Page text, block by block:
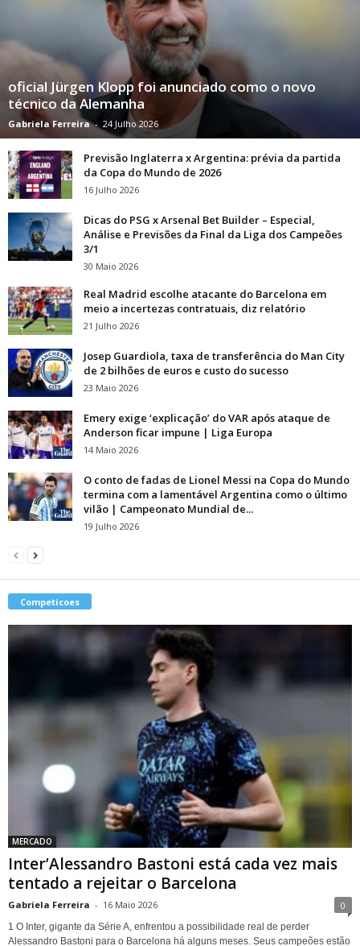
oficial Jürgen Klopp foi anunciado como o novo
técnico da Alemanha
Gabriela Ferreira - 24 Julho 2026
Previsão Inglaterra x Argentina: prévia da partida
da Copa do Mundo de 2026
16 Julho 2026
Dicas do PSG x Arsenal Bet Builder – Especial,
Análise e Previsões da Final da Liga dos Campeões
3/1
30 Maio 2026
Real Madrid escolhe atacante do Barcelona em
meio a incertezas contratuais, diz relatório
21 Julho 2026
Josep Guardiola, taxa de transferência do Man City
de 2 bilhões de euros e custo do sucesso
23 Maio 2026
Emery exige ‘explicação’ do VAR após ataque de
Anderson ficar impune | Liga Europa
14 Maio 2026
O conto de fadas de Lionel Messi na Copa do Mundo
termina com a lamentável Argentina como o último
vilão | Campeonato Mundial de...
19 Julho 2026
Competicoes
MERCADO
Inter’Alessandro Bastoni está cada vez mais
tentado a rejeitar o Barcelona
Gabriela Ferreira - 16 Maio 2026 0
1 O Inter, gigante da Série A, enfrentou a possibilidade real de perder
Alessandro Bastoni para o Barcelona há alguns meses. Seus campeões estão